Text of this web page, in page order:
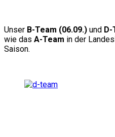
Unser B-Team (06.09.) und
wie das A-Team in der
Saison.